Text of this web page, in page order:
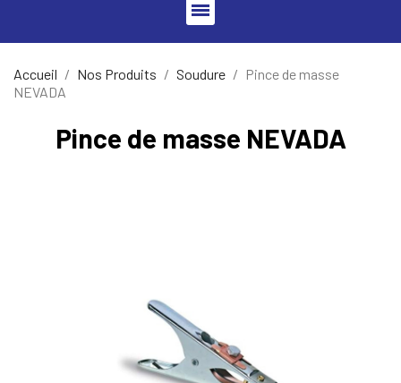
Accueil Nos Produits Soudure
Pince de masse
NEVADA
Pince de masse NEVADA